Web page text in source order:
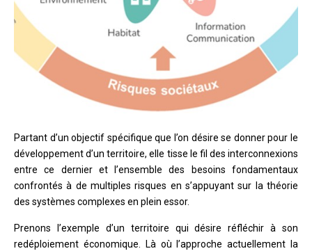
Partant d’un objectif spécifique que l’on désire se donner pour le
développement d’un territoire, elle tisse le fil des interconnexions
entre ce dernier et l’ensemble des besoins fondamentaux
confrontés à de multiples risques en s’appuyant sur la théorie
des systèmes complexes en plein essor.
Prenons l’exemple d’un territoire qui désire réfléchir à son
redéploiement économique. Là où l’approche actuellement la